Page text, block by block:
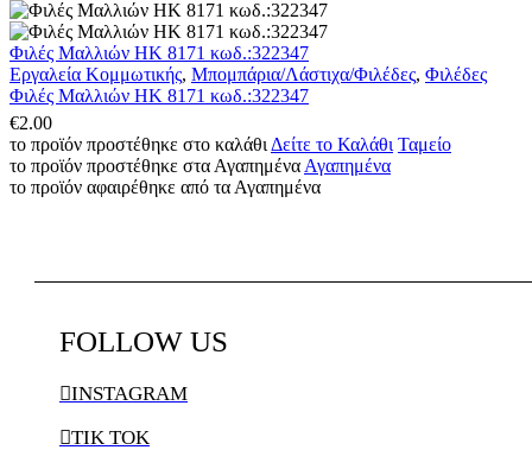
Φιλές Μαλλιών HK 8171 κωδ.:322347
Εργαλεία Κομμωτικής, Μπομπάρια/Λάστιχα/Φιλέδες, Φιλέδες
Φιλές Μαλλιών HK 8171 κωδ.:322347
€2.00
το προϊόν προστέθηκε στο καλάθι Δείτε το Καλάθι Ταμείο
το προϊόν προστέθηκε στα Αγαπημένα Αγαπημένα
το προϊόν αφαιρέθηκε από τα Αγαπημένα
FOLLOW US
INSTAGRAM
TIK TOK